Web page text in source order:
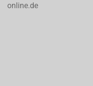
online.de